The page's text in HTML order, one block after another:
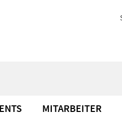
MITARBEITER